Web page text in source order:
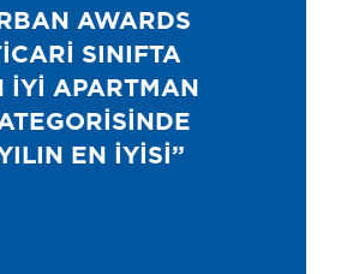
AWARDS
SINIFTA
IYI APARTMAN
EN IYISI”